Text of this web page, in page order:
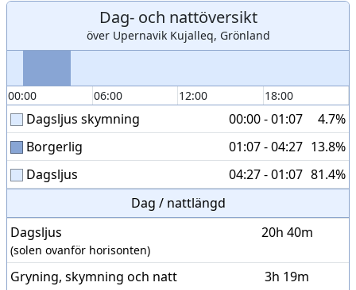
Dag- och nattöversikt
över Upernavik Kujalleq, Grönland
00:00 06:00 12:00 18:00
Dagsljus skymning 00:00 - 01:07
4.7%
Borgerlig
01:07 - 04:27 13.8%
Dagsljus
04:27 - 01:07 81.4%
Dag / nattlängd
Dagsljus
(solen ovanför horisonten)
20h 40m
Gryning, skymning och natt 3h 19m